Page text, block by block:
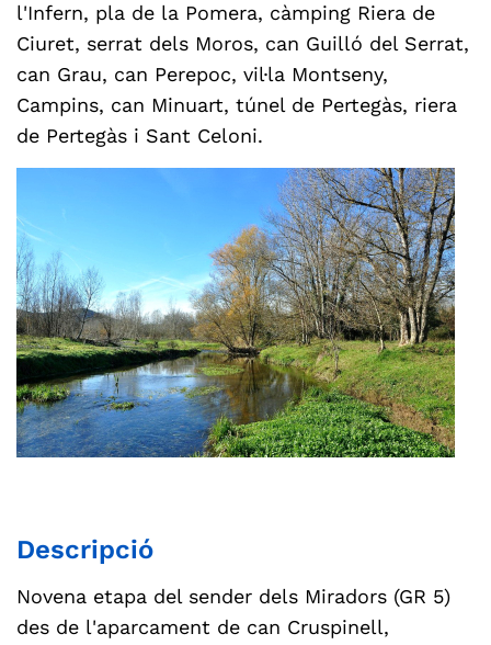
l'Infern, pla de la Pomera, càmping Riera de
Ciuret, serrat dels Moros, can Guilló del Serrat,
can Grau, can Perepoc, vil·la Montseny,
Campins, can Minuart, túnel de Pertegàs, riera
de Pertegàs i Sant Celoni.
Descripció
Novena etapa del sender dels Miradors (GR 5)
des de l'aparcament de can Cruspinell,